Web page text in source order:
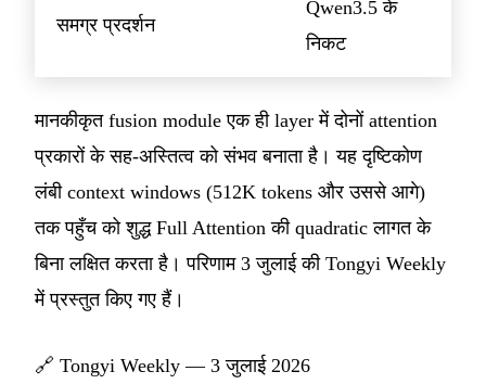
समग्र प्रदर्शन
Qwen3.5 के
निकट
मानकीकृत fusion module एक ही layer में दोनों attention
प्रकारों के सह-अस्तित्व को संभव बनाता है। यह दृष्टिकोण
लंबी context windows (512K tokens और उससे आगे)
तक पहुँच को शुद्ध Full Attention की quadratic लागत के
बिना लक्षित करता है। परिणाम 3 जुलाई की Tongyi Weekly
में प्रस्तुत किए गए हैं।
🔗 Tongyi Weekly — 3 जुलाई 2026